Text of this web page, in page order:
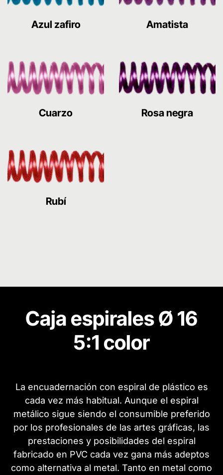
Azul zafiro Amatista
Cuarzo Rosa negra
Rubí
Caja espirales Ø 16
5:1 color
La encuadernación con espiral de plástico es
cada vez más habitual. Aunque el espiral
metálico sigue siendo el consumible preferido
por los profesionales de las artes gráficas, las
prestaciones y posibilidades del espiral
fabricado en PVC cada vez gana más adeptos
como alternativa al metal. Tanto en metal como